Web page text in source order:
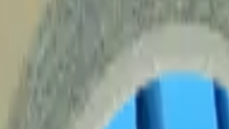
Herramientas Seríe Gamer Barras Led para TV
mm -Blue Tape - BA153